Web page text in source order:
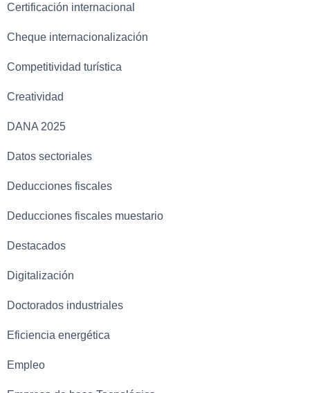
Certificación internacional
Cheque internacionalización
Competitividad turística
Creatividad
DANA 2025
Datos sectoriales
Deducciones fiscales
Deducciones fiscales muestario
Destacados
Digitalización
Doctorados industriales
Eficiencia energética
Empleo